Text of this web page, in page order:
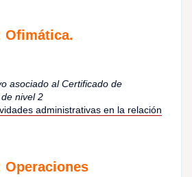
Ofimática.
asociado al Certificado de
nivel 2
administrativas en la relación
Operaciones